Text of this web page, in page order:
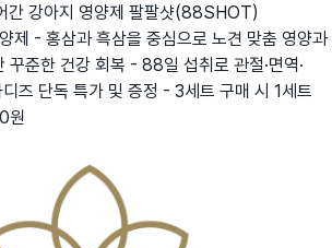
간 강아지 영양제 팔팔샷(88SHOT)
제 - 홍삼과 흑삼을 중심으로 노견 맞춤 영양과
준한 건강 회복 - 88일 섭취로 관절·면역·
즈 단독 특가 및 증정 - 3세트 구매 시 1세트
원